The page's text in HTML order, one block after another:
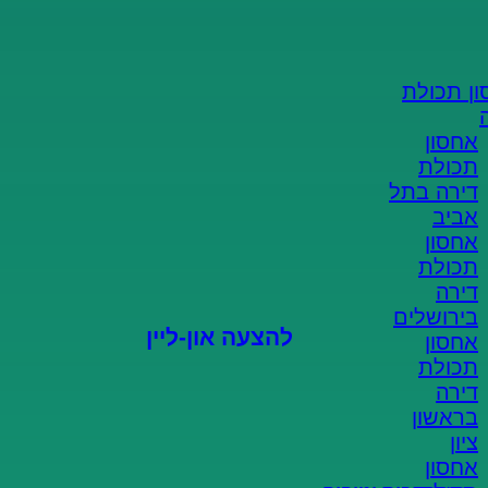
תכולת
אחסון
תכולת
דירה בתל
אביב
אחסון
תכולת
דירה
בירושלים
אחסון
תכולת
דירה
בראשון
ציון
אחסון
להצעה און-ליין